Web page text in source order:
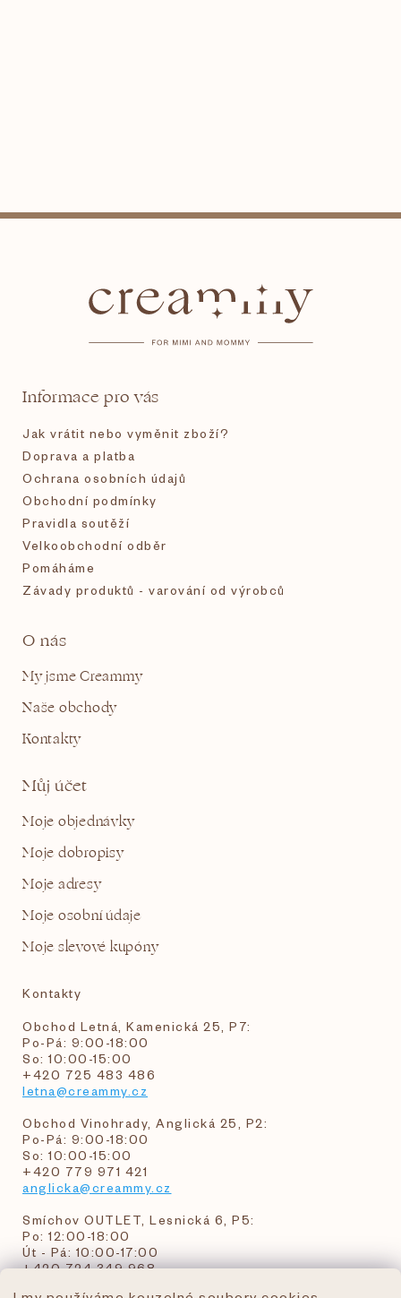
Informace pro vás
Jak vrátit nebo vyměnit zboží?
Doprava a platba
Ochrana osobních údajů
Obchodní podmínky
Pravidla soutěží
Velkoobchodní odběr
Pomáháme
Závady produktů - varování od výrobců
O nás
My jsme Creammy
Naše obchody
Kontakty
Můj účet
Moje objednávky
Moje dobropisy
Moje adresy
Moje osobní údaje
Moje slevové kupóny
Kontakty
Obchod Letná, Kamenická 25, P7:
Po-Pá: 9:00-18:00
So: 10:00-15:00
+420 725 483 486
letna@creammy.cz
Obchod Vinohrady, Anglická 25, P2:
Po-Pá: 9:00-18:00
So: 10:00-15:00
+420 779 971 421
anglicka@creammy.cz
Smíchov OUTLET, Lesnická 6, P5:
Po: 12:00-18:00
Út - Pá: 10:00-17:00
+420 724 349 968